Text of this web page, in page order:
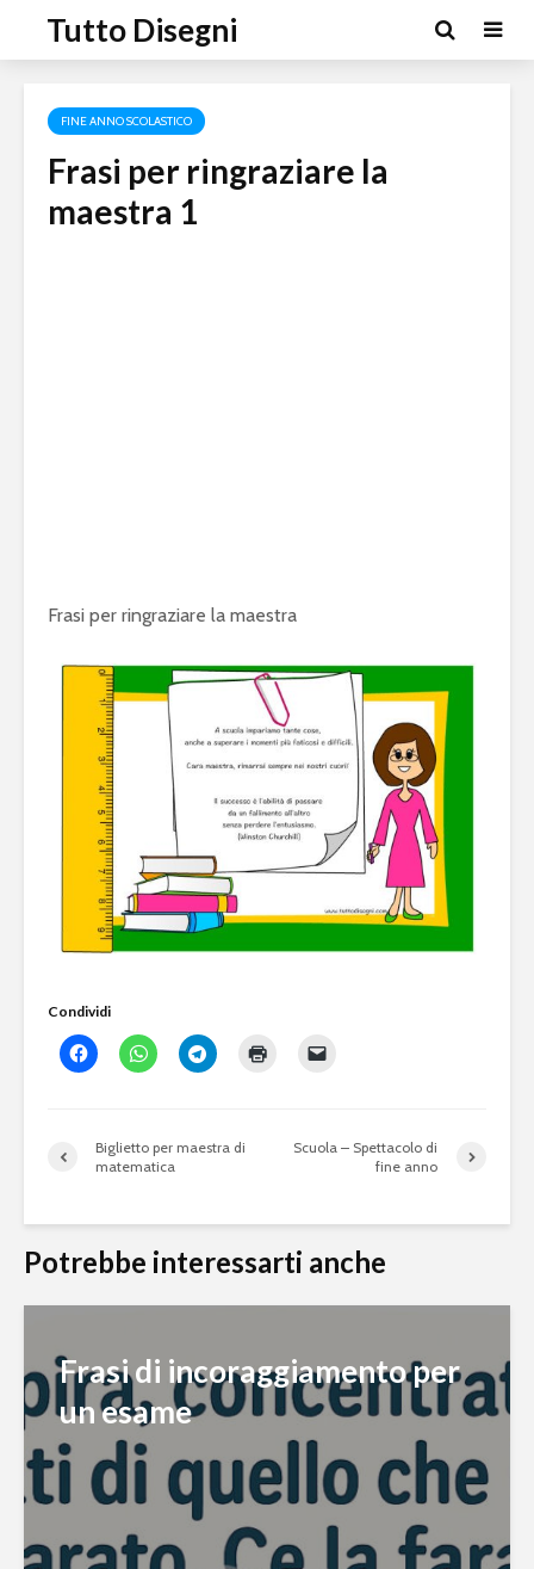
Tutto Disegni
FINE ANNO SCOLASTICO
Frasi per ringraziare la
maestra 1
Frasi per ringraziare la maestra
Condividi
Biglietto per maestra di
matematica
Scuola – Spettacolo di
fine anno
Potrebbe interessarti anche
Frasi di incoraggiamento per
un esame